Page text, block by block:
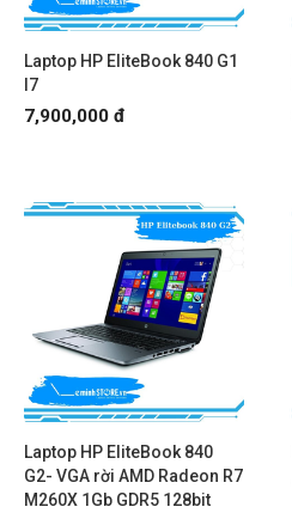
Laptop HP EliteBook 840 G1
I7
7,900,000 đ
Laptop HP EliteBook 840
G2- VGA rời AMD Radeon R7
M260X 1Gb GDR5 128bit